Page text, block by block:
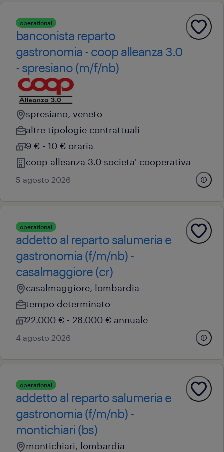
operational
banconista reparto
gastronomia - coop alleanza 3.0
- spresiano (m/f/nb)
spresiano, veneto
altre tipologie contrattuali
9 € - 10 € oraria
coop alleanza 3.0 societa' cooperativa
5 agosto 2026
operational
addetto al reparto salumeria e
gastronomia (f/m/nb) -
casalmaggiore (cr)
casalmaggiore, lombardia
tempo determinato
22.000 € - 28.000 € annuale
4 agosto 2026
operational
addetto al reparto salumeria e
gastronomia (f/m/nb) -
montichiari (bs)
montichiari, lombardia